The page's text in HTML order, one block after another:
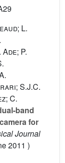
L.
P.
S.J.C.
C.
band
for
Journal
2011 )